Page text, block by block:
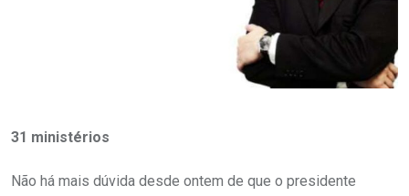
31 ministérios
Não há mais dúvida desde ontem de que o presidente